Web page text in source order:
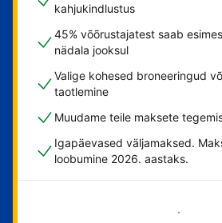
kahjukindlustus
45% võõrustajatest saab
nädala jooksul
Valige kohesed broneeringud
taotlemine
Muudame teile maksete
Igapäevased väljamaksed.
loobumine 2026. aastaks.
Alusta kohe